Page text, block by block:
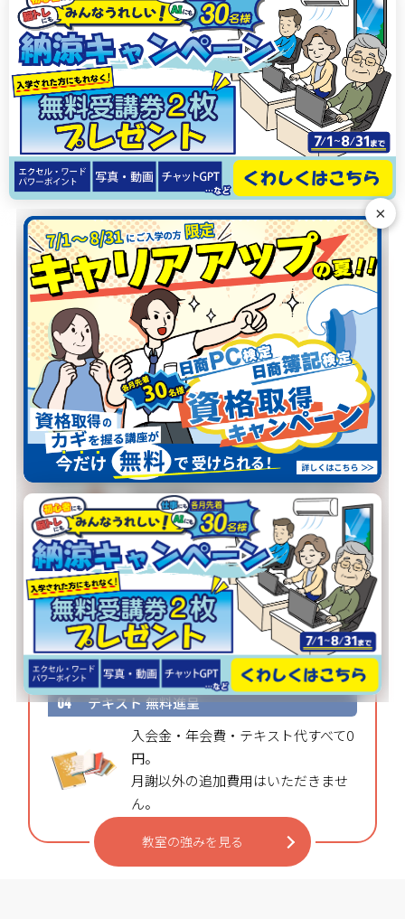
×
STRENGTHS
当校が選ばれる4つの理由
01 スケジュール自由自在
火水金は夜20:30まで開講。
お仕事帰りでも、ご都合の良い時間
に通えます。
02 自分のペースで学習
博多祇園校のインストラクターが、
お一人おひとりの理解度に合わせて
寄り添います。
03 その場ですぐ
質問できる
少人数制で、疑問はその場で解消。
対面サポートだから、初めての方も
安心です。
04 テキスト 無料進呈
入会金・年会費・テキスト代すべて0
円。
月謝以外の追加費用はいただきませ
ん。
教室の強みを見る